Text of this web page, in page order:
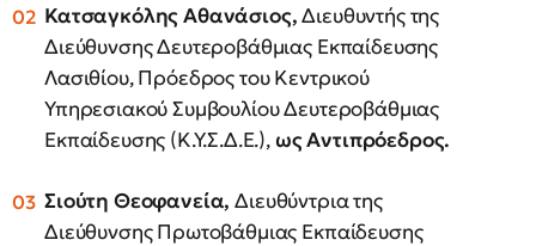
Κατσαγκόλης Αθανάσιος,Διευθυντής της
Διεύθυνσης Δευτεροβάθμιας Εκπαίδευσης
Λασιθίου, Πρόεδρος του Κεντρικού
Υπηρεσιακού Συμβουλίου Δευτεροβάθμιας
Εκπαίδευσης (Κ.Υ.Σ.Δ.Ε.),ωςΑντιπρόεδρος.
Σιούτη Θεοφανεία, Διευθύντρια της
Διεύθυνσης Πρωτοβάθμιας Εκπαίδευσης